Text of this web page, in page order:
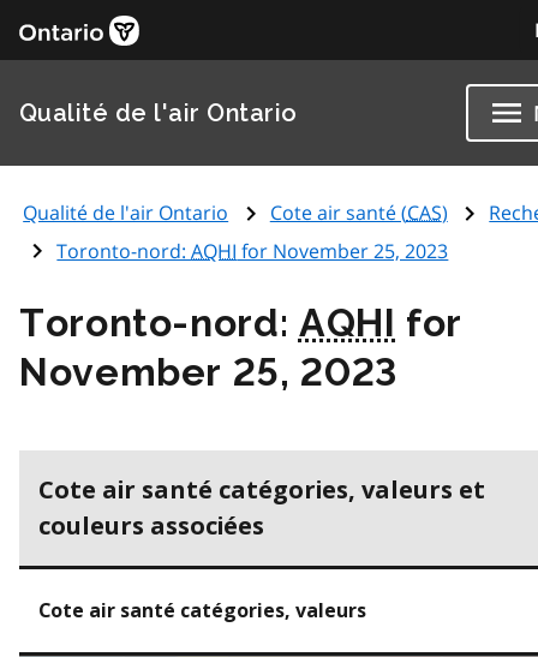
Qualité de l'air Ontario
Qualité de l'air Ontario Cote air santé (CAS)
Toronto-nord:AQHI for November 25, 2023
Toronto-nord: AQHI for
November 25, 2023
Cote air santé catégories, valeurs et
couleurs associées
Cote air santé catégories, valeurs